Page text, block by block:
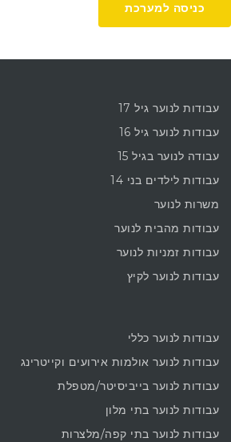
כניסה למערכת
עבודות לנוער גיל 17
עבודות לנוער גיל 16
עבודה לנוער בגיל 15
עבודות לילדים בני 14
משרות לנוער
עבודות מהבית לנוער
עבודות זמניות לנוער
עבודות לנוער לקיץ
עבודות לנוער כללי
עבודות לנוער אולמות אירועים וקייטרינג
עבודות לנוער בייביסיטר/מטפלת
עבודות לנוער בתי מלון
עבודות לנוער בתי קפה/מלצרות